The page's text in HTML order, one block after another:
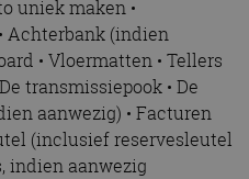
uniek maken •
Achterbank (indien
• Vloermatten • Tellers
transmissiepook • De
aanwezig) • Facturen
(inclusief reservesleutel
indien aanwezig